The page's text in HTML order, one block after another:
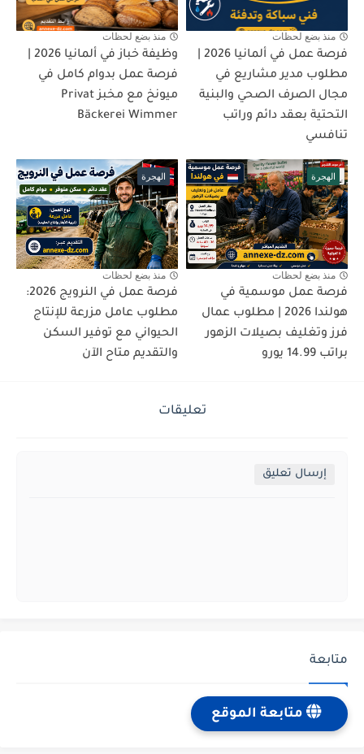
منذ بضع لحظات
مطلوب مدير مشاريع في
مجال الصرف الصحي والبنية
التحتية بعقد دائم وراتب
تنافسي
منذ بضع لحظات
فرصة عمل بدوام كامل في
ميونخ مع مخبز Privat
Bäckerei Wimmer
الهجرة
منذ بضع لحظات
فرصة عمل موسمية في
هولندا 2026 | مطلوب عمال
فرز وتغليف بصيلات الزهور
براتب 14.99 يورو
الهجرة
منذ بضع لحظات
فرصة عمل في النرويج 2026:
مطلوب عامل مزرعة للإنتاج
الحيواني مع توفير السكن
والتقديم متاح الآن
تعليقات
إرسال تعليق
متابعة
متابعة الموقع